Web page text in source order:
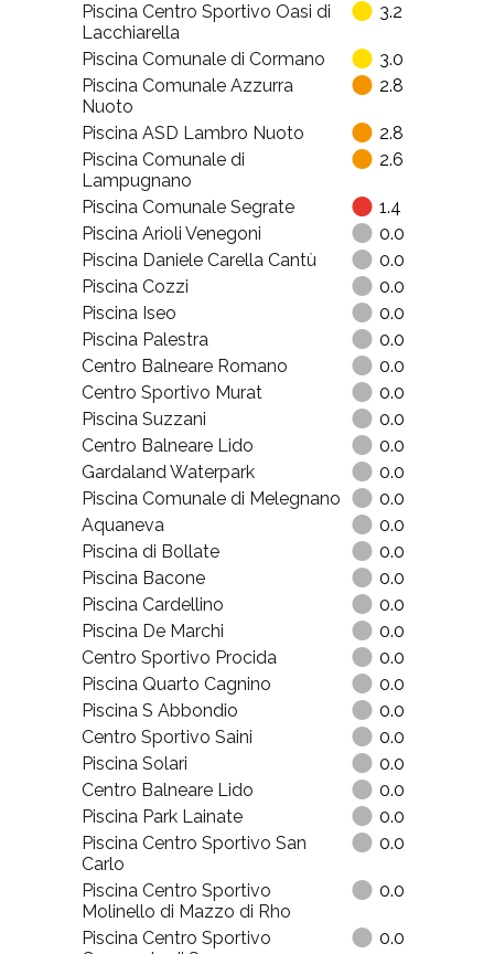
Piscina Centro Sportivo Oasi di
Lacchiarella
3.2
Piscina Comunale di Cormano
3.0
Piscina Comunale Azzurra
Nuoto
2.8
Piscina ASD Lambro Nuoto
2.8
Piscina Comunale di
Lampugnano
2.6
Piscina Comunale Segrate
1.4
Piscina Arioli Venegoni
0.0
Piscina Daniele Carella Cantù
0.0
Piscina Cozzi
0.0
Piscina Iseo
0.0
Piscina Palestra
0.0
Centro Balneare Romano
0.0
Centro Sportivo Murat
0.0
Piscina Suzzani
0.0
Centro Balneare Lido
0.0
Gardaland Waterpark
0.0
Piscina Comunale di Melegnano
0.0
Aquaneva
0.0
Piscina di Bollate
0.0
Piscina Bacone
0.0
Piscina Cardellino
0.0
Piscina De Marchi
0.0
Centro Sportivo Procida
0.0
Piscina Quarto Cagnino
0.0
Piscina S Abbondio
0.0
Centro Sportivo Saini
0.0
Piscina Solari
0.0
Centro Balneare Lido
0.0
Piscina Park Lainate
0.0
Piscina Centro Sportivo San
Carlo
0.0
Piscina Centro Sportivo
Molinello di Mazzo di Rho
0.0
Piscina Centro Sportivo
0.0